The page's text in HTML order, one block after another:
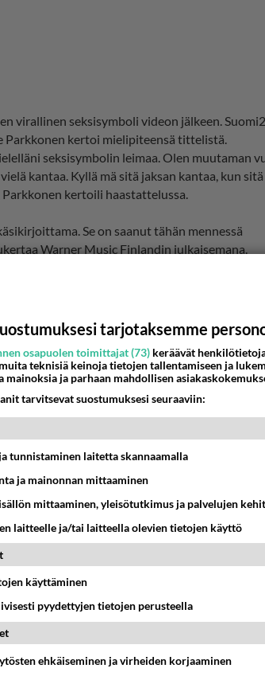
virallinen seksisymboli videon jälkeen.
Parkkonen kertoi mielipiteensä tittelistä.
seksisymbolin leimaa. Olen muutaman
kantaa. Kyllä mä sitä jaksan kantaa, kun sitä
kertoili haastattelussa.
Se on saanut tähän mennessä
Warner Music Finlandin julkaisemana.
la 16.05. klo 22 Yle TV1
tarjotaksemme
osapuolen toimittajat (73) keräävät
teknisiä keinoja tietojen tallentamiseen ja
ja parhaan mahdollisen
tarvitsevat suostumuksesi seuraaviin:
tunnistaminen laitetta skannaamalla
ja mainonnan mittaaminen
mittaaminen, yleisötutkimus ja palvelujen
laitteelle ja/tai laitteella olevien tietojen käyttö
käyttäminen
pyydettyjen tietojen perusteella
ehkäiseminen ja virheiden korjaaminen